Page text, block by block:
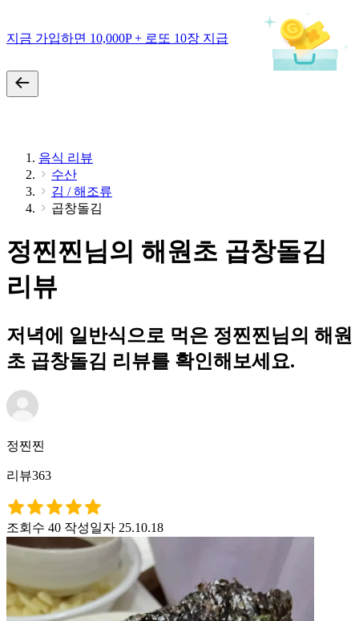
지금 가입하면 10,000P + 로또 10장 지급
음식 리뷰
수산
김 / 해조류
곱창돌김
정찐찐님의 해원초 곱창돌김
리뷰
저녁에 일반식으로 먹은 정찐찐님의 해원
초 곱창돌김 리뷰를 확인해보세요.
정찐찐
리뷰363
조회수 40 작성일자 25.10.18